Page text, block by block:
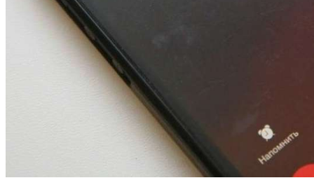
парке прошёл фестиваль „Арбузный переполох“
Волгоградские компании нарастили экспорт:
заключены контракты на 3,6 млн долларов